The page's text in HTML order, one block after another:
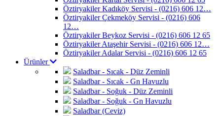
Öztiryakiler Kadıköy Servisi - (0216) 606 12…
Öztiryakiler Çekmeköy Servisi - (0216) 606
12…
Öztiryakiler Beykoz Servisi - (0216) 606 12 65
Öztiryakiler Ataşehir Servisi - (0216) 606 12…
Öztiryakiler Adalar Servisi - (0216) 606 12 65
Ürünler
Saladbar - Sıcak - Düz Zeminli
Saladbar - Sıcak - Gn Havuzlu
Saladbar - Soğuk - Düz Zeminli
Saladbar - Soğuk - Gn Havuzlu
Saladbar (Ceviz)